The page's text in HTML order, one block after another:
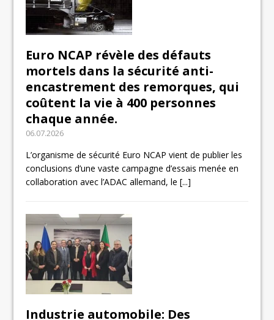
Euro NCAP révèle des défauts
mortels dans la sécurité anti-
encastrement des remorques, qui
coûtent la vie à 400 personnes
chaque année.
06.07.2026
L’organisme de sécurité Euro NCAP vient de publier les
conclusions d’une vaste campagne d’essais menée en
collaboration avec l’ADAC allemand, le[...]
Industrie automobile: Des